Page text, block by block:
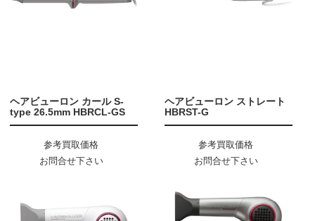
ヘアビューロン カール S-
type 26.5mm HBRCL-GS
参考買取価格
お問合せ下さい
ヘアビューロン ストレート
HBRST-G
参考買取価格
お問合せ下さい